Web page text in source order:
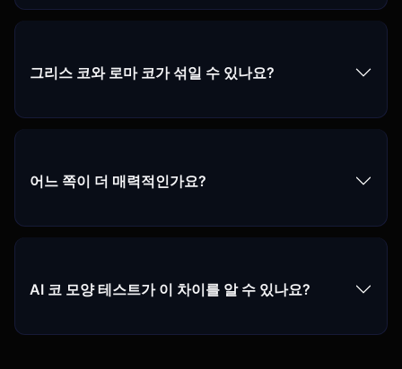
그리스 코와 로마 코가 섞일 수 있나요?
어느 쪽이 더 매력적인가요?
AI 코 모양 테스트가 이 차이를 알 수 있나요?